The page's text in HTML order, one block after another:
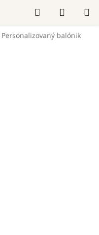
Hľadať
KOŠÍK
Personalizovaný balónik